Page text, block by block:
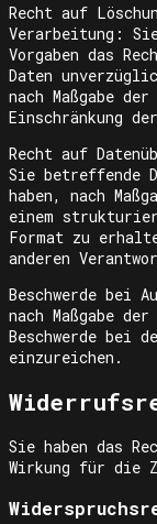
Recht auf
Verarbeitung:
Vorgaben das
Daten
nach Maßgabe
Einschränkung
Recht auf
Sie betreffende
haben, nach
einem
Format zu
anderen
Beschwerde bei
nach Maßgabe
Beschwerde bei
einzureichen.
Sie haben das
Wirkung für die